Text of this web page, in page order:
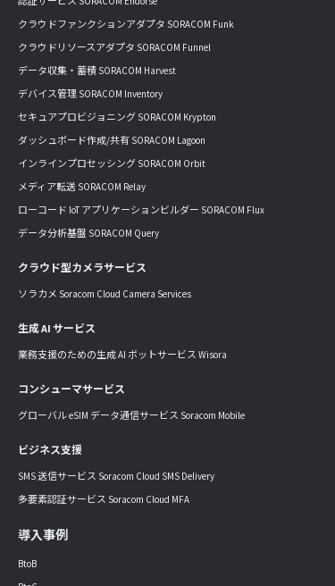
クラウドファンクションアダプタ SORACOM Funk
クラウドリソースアダプタ SORACOM Funnel
データ収集・蓄積 SORACOM Harvest
デバイス管理 SORACOM Inventory
セキュアプロビジョニング SORACOM Krypton
ダッシュボード作成/共有 SORACOM Lagoon
インラインプロセッシング SORACOM Orbit
メディア転送 SORACOM Relay
ローコード IoT アプリケーションビルダー SORACOM Flux
データ分析基盤 SORACOM Query
クラウド型カメラサービス
ソラカメ Soracom Cloud Camera Services
生成 AI サービス
業務支援のための生成 AI ボットサービス Wisora
コンシューマサービス
グローバル eSIM データ通信サービス Soracom Mobile
ビジネス支援
SMS 送信サービス Soracom Cloud SMS Delivery
多要素認証サービス Soracom Cloud MFA
導入事例
BtoB